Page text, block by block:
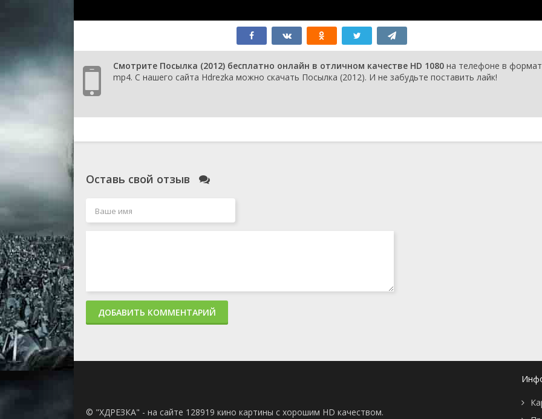
Смотрите Посылка (2012) бесплатно онлайн в отличном качестве HD 1080 на телефоне в
mp4. С нашего сайта Hdrezka можно скачать Посылка (2012). И не забудьте поставить лайк!
Оставь свой отзыв
ДОБАВИТЬ КОММЕНТАРИЙ
© "ХДРЕЗКА" - на сайте 128919 кино картины с хорошим HD качеством.